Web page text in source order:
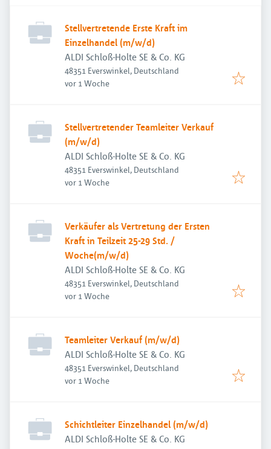
Stellvertretende Erste Kraft im
Einzelhandel (m/w/d)
ALDI Schloß-Holte SE & Co. KG
48351 Everswinkel, Deutschland
Veröffentlicht
vor 1 Woche
Stellvertretender Teamleiter Verkauf
(m/w/d)
ALDI Schloß-Holte SE & Co. KG
48351 Everswinkel, Deutschland
Veröffentlicht
vor 1 Woche
Verkäufer als Vertretung der Ersten
Kraft in Teilzeit 25-29 Std. /
Woche(m/w/d)
ALDI Schloß-Holte SE & Co. KG
48351 Everswinkel, Deutschland
Veröffentlicht
vor 1 Woche
Teamleiter Verkauf (m/w/d)
ALDI Schloß-Holte SE & Co. KG
48351 Everswinkel, Deutschland
Veröffentlicht
vor 1 Woche
Schichtleiter Einzelhandel (m/w/d)
ALDI Schloß-Holte SE & Co. KG